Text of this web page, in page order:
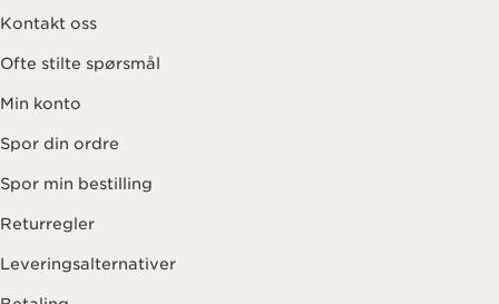
Kontakt oss
Ofte stilte spørsmål
Min konto
Spor din ordre
Spor min bestilling
Returregler
Leveringsalternativer